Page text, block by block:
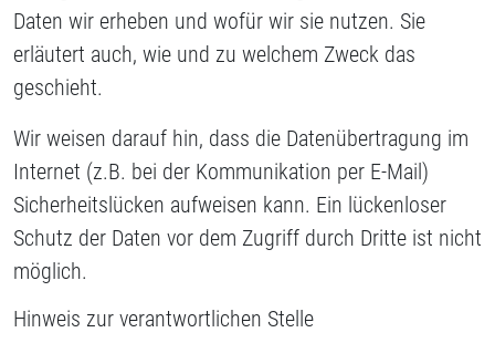
Daten wir erheben und wofür wir sie nutzen. Sie
erläutert auch, wie und zu welchem Zweck das
geschieht.
Wir weisen darauf hin, dass die Datenübertragung im
Internet (z.B. bei der Kommunikation per E-Mail)
Sicherheitslücken aufweisen kann. Ein lückenloser
Schutz der Daten vor dem Zugriff durch Dritte ist nicht
möglich.
Hinweis zur verantwortlichen Stelle